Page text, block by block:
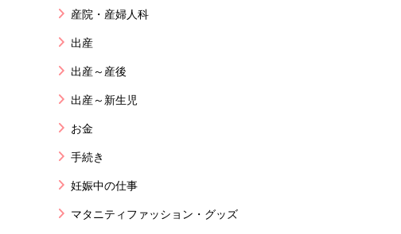
産院・産婦人科
出産
出産～産後
出産～新生児
お金
手続き
妊娠中の仕事
マタニティファッション・グッズ